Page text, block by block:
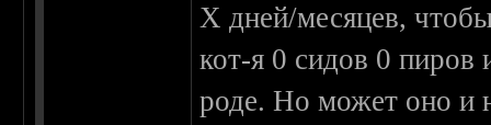
Х дней/месяцев,
кот-я 0 сидов 0 пиров
роде. Но может оно и